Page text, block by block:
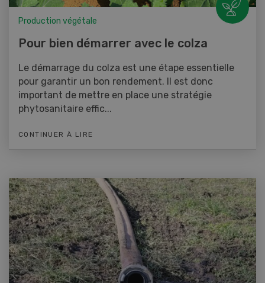
Production végétale
Pour bien démarrer avec le colza
Le démarrage du colza est une étape essentielle
pour garantir un bon rendement. Il est donc
important de mettre en place une stratégie
phytosanitaire effic...
CONTINUER À LIRE